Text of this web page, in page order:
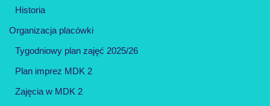
Historia
Organizacja placówki
Tygodniowy plan zajęć 2025/26
Plan imprez MDK 2
Zajęcia w MDK 2